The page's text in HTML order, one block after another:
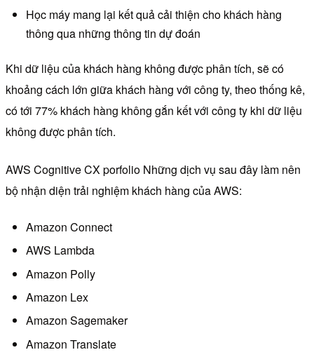
Học máy mang lại kết quả cải thiện cho khách hàng
thông qua những thông tin dự đoán
Khi dữ liệu của khách hàng không được phân tích, sẽ có
khoảng cách lớn giữa khách hàng với công ty, theo thống kê,
có tới 77% khách hàng không gắn kết với công ty khi dữ liệu
không được phân tích.
AWS Cognitive CX porfolio Những dịch vụ sau đây làm nên
bộ nhận diện trải nghiệm khách hàng của AWS:
Amazon Connect
AWS Lambda
Amazon Polly
Amazon Lex
Amazon Sagemaker
Amazon Translate